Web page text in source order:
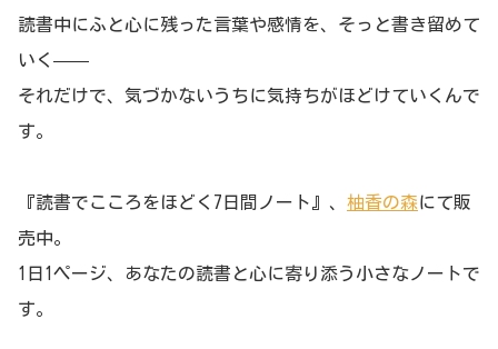
読書中にふと心に残った言葉や感情を、そっと書き留めて
いく——
それだけで、気づかないうちに気持ちがほどけていくんで
す。
『読書でこころをほどく7日間ノート』、 柚香の森にて販
売中。
1日1ページ、あなたの読書と心に寄り添う小さなノートで
す。